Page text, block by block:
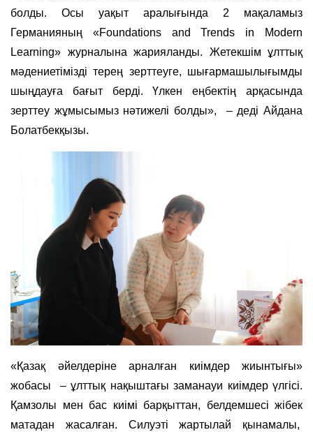
болды. Осы уақыт аралығында 2 мақаламыз
Германияның «Foundations and Trends in Modern
Learning» журналына жарияланды. Жетекшім ұлттық
мәдениетімізді терең зерттеуге, шығармашылығымды
шыңдауға бағыт берді. Үлкен еңбектің арқасында
зерттеу жұмысымыз нәтижелі болды», – деді Айдана
Болатбекқызы.
«Қазақ әйелдеріне арналған киімдер жиынтығы»
жобасы – ұлттық нақыштағы заманауи киімдер үлгісі.
Қамзолы мен бас киімі барқыттан, белдемшесі жібек
матадан жасалған. Силуэті жартылай қынамалы,